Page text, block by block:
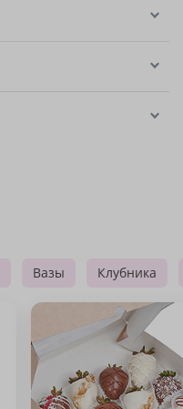
Вазы Клубника